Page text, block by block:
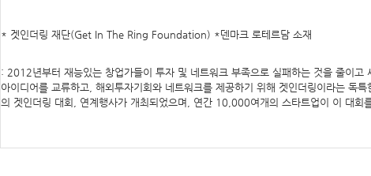
주
저
작
권
자/
년
* 겟인더링 재단(Get In The Ring Foundation) *덴마크 로테르담 소재
: 2012년부터 재능있는 창업가들이 투자 및 네트워크 부족으로 실패하는 것을 줄이
아이디어를 교류하고, 해외투자기회와 네트워크를 제공하기 위해 겟인더링이라는
의 겟인더링 대회, 연계행사가 개최되었으며, 연간 10,000여개의 스타트업이 이 대회